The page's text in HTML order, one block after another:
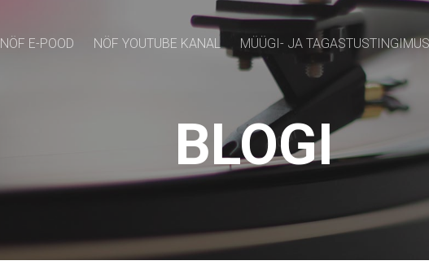
NÖF E-POOD NÖF YOUTUBE KANAL MÜÜGI- JA
BLOGI